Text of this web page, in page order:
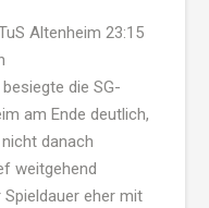
Altenheim 23:15
die SG-
am Ende deutlich,
danach
weitgehend
eher mit